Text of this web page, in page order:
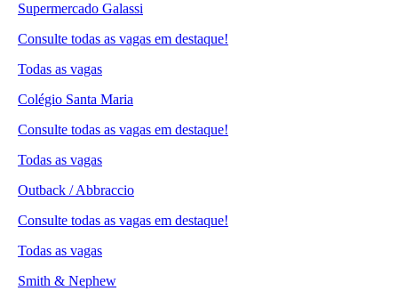
Supermercado Galassi
Consulte todas as vagas em destaque!
Todas as vagas
Colégio Santa Maria
Consulte todas as vagas em destaque!
Todas as vagas
Outback / Abbraccio
Consulte todas as vagas em destaque!
Todas as vagas
Smith & Nephew